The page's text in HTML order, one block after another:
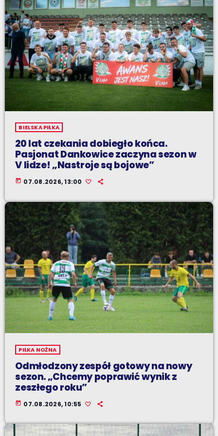
BIELSKA PIŁKA
20 lat czekania dobiegło końca.
Pasjonat Dankowice zaczyna sezon w
V lidze! „Nastroje są bojowe”
today 07.08.2026, 13:00
PIŁKA NOŻNA
Odmłodzony zespół gotowy na nowy
sezon. „Chcemy poprawić wynik z
zeszłego roku”
today 07.08.2026, 10:55